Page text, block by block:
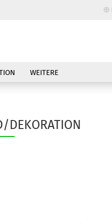
WEITERE
DEKORATION